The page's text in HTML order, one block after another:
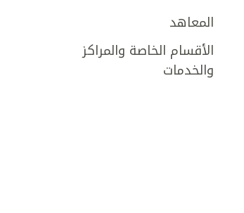
المعاهد
الأقسام الخاصة والمراكز
والخدمات